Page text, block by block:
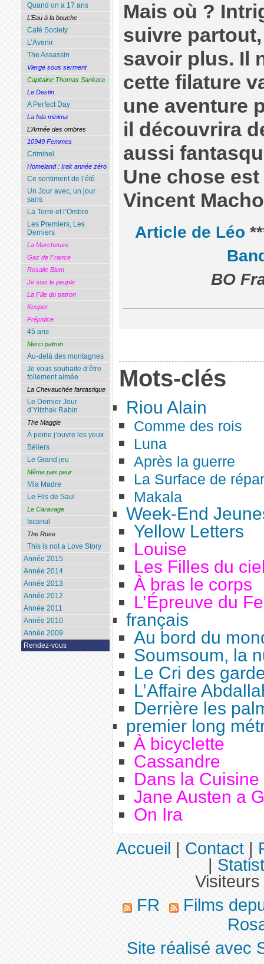
Mais où ?
suivre partout,
savoir plus. Il
cette filature
une aventure
il découvrira
aussi
Une chose
Vincent
Article de Léo
BO
Mots-clés
Riou Alain
Comme des rois
Luna
Après la guerre
La Surface de
Makala
Week-End
Yellow Letters
Louise
Les Filles du
À bras le corps
L’Épreuve du
français
Au bord du
Soumsoum, la
Le Cri des
L’Affaire
Derrière les
premier long
À bicyclette
Cassandre
Dans la
Jane Austen a
On Ira
Quand on a 17 ans
L’Eau à la bouche
Café Society
L’Avenir
The Assassin
Vierge sous serment
Capitaine Thomas Sankara
Le Destin
A Perfect Day
La Isla minima
L’Armée des ombres
10949 Femmes
Criminel
Homeland : Irak année zéro
Ce sentiment de l’été
Un Jour avec, un jour
sans
La Terre et l’Ombre
Les Premiers, Les
Derniers
La Marcheuse
Gaz de France
Rosalie Blum
Je suis le peuple
La Fille du patron
Keeper
Préjudice
45 ans
Merci patron
Au-delà des montagnes
Je vous souhaite d’être
follement aimée
La Chevauchée fantastique
Le Dernier Jour
d’Yitzhak Rabin
The Maggie
À peine j’ouvre les yeux
Béliers
Le Grand jeu
Même pas peur
Mia Madre
Le Fils de Saul
Le Caravage
Ixcanul
The Rose
This is not a Love Story
Année 2015
Année 2014
Année 2013
Année 2012
Année 2011
Année 2010
Année 2009
Rendez-vous
Accueil|Contact|
|
FR
Films
Site réalisé avec